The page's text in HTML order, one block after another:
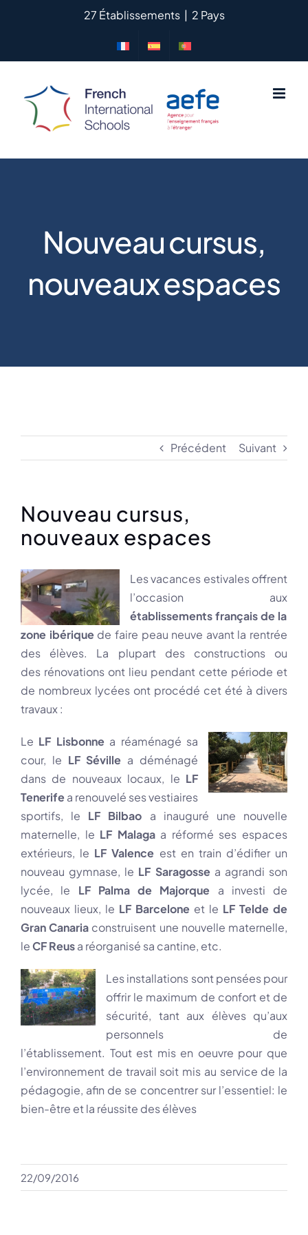
27 Établissements | 2 Pays
Nouveau cursus,
nouveaux espaces
Précédent Suivant
Nouveau cursus,
nouveaux espaces
Les vacances estivales offrent
l’occasion aux
établissements français de la
zone ibériquede faire peau neuve avant la rentrée
des élèves. La plupart des constructions ou
des rénovations ont lieu pendant cette période et
de nombreux lycées ont procédé cet été à divers
travaux :
Le LF Lisbonnea réaménagé sa
cour, le LF Séville a déménagé
dans de nouveaux locaux, le LF
Tenerifea renouvelé ses vestiaires
sportifs, le LF Bilbao a inauguré une nouvelle
maternelle, le LF Malagaa réformé ses espaces
extérieurs, le LF Valence est en train d’édifier un
nouveau gymnase, le LF Saragossea agrandi son
lycée, le LF Palma de Majorque a investi de
nouveaux lieux, le LF Barcelone et le LF Telde de
Gran Canaria construisent une nouvelle maternelle,
leCF Reusa réorganisé sa cantine, etc.
Les installations sont pensées pour
offrir le maximum de confort et de
sécurité, tant aux élèves qu’aux
personnels de
l’établissement. Tout est mis en oeuvre pour que
l’environnement de travail soit mis au service de la
pédagogie, afin de se concentrer sur l’essentiel: le
bien-être et la réussite des élèves
22/09/2016